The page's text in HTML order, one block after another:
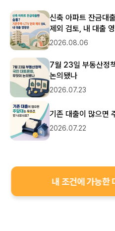
앞으로도 고객님과 추천받아 오
정확하고 편리한 최적의 금융 솔
최선을 다하겠습니다. 금융 관련
편하게 뱅크몰을 찾아주세요.
오늘 하루도 행복과 즐거운 일
응원합니다. 감사합니다!
신축 아파트 잔금대
제외 검토, 내 대출
2026.08.06
7월 23일 부동산정
논의됐나
2026.07.23
기존 대출이 많으면
2026.07.22
내 조건에 가능한